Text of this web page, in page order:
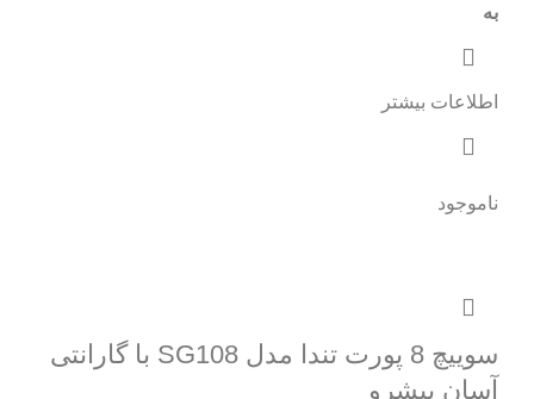
به
اطلاعات بیشتر
ناموجود
سوییچ 8 پورت تندا مدل SG108 با گارانتی
آسان پیشرو